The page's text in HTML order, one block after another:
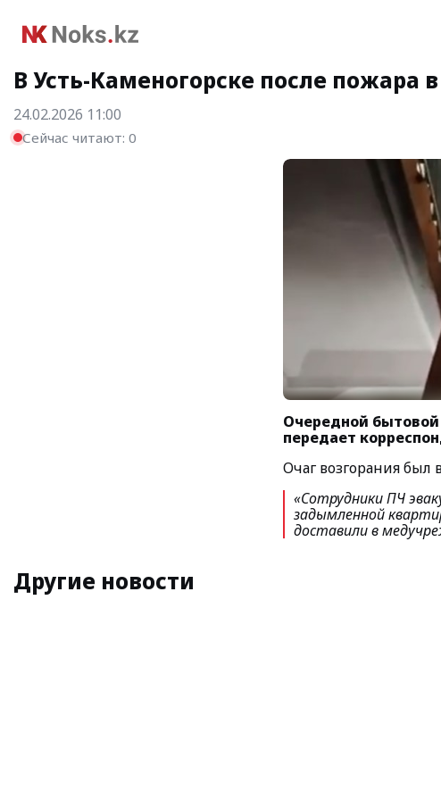
В Усть-Каменогорске после пожара
24.02.2026 11:00
Сейчас читают: 0
Очередной
передает
Очаг возгорания был
«Сотрудники ПЧ
задымленной
доставили в
Другие новости